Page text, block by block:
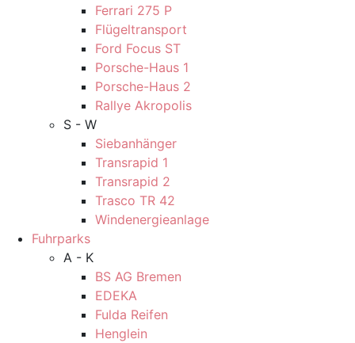
Ferrari 275 P
Flügeltransport
Ford Focus ST
Porsche-Haus 1
Porsche-Haus 2
Rallye Akropolis
S - W
Siebanhänger
Transrapid 1
Transrapid 2
Trasco TR 42
Windenergieanlage
Fuhrparks
A - K
BS AG Bremen
EDEKA
Fulda Reifen
Henglein